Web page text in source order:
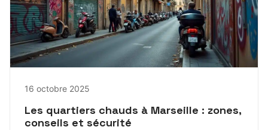
16 octobre 2025
Les quartiers chauds à Marseille : zones,
conseils et sécurité